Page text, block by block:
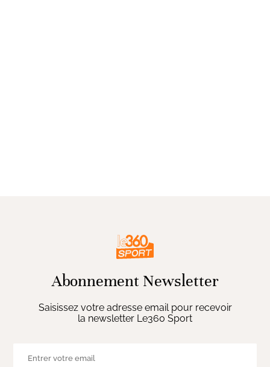
Abonnement Newsletter
Saisissez votre adresse email pour recevoir
la newsletter Le360 Sport